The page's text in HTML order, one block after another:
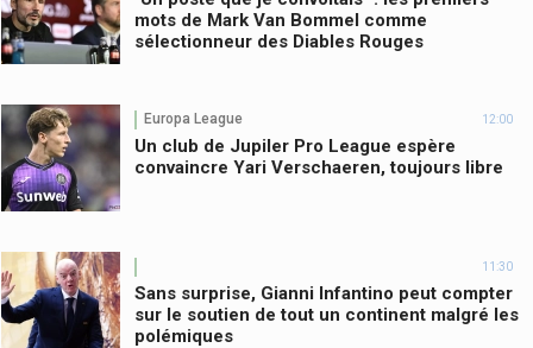
mots de Mark Van Bommel comme
sélectionneur des Diables Rouges
Europa League 12:00
Un club de Jupiler Pro League espère
convaincre Yari Verschaeren, toujours libre
11:30
Sans surprise, Gianni Infantino peut compter
sur le soutien de tout un continent malgré les
polémiques